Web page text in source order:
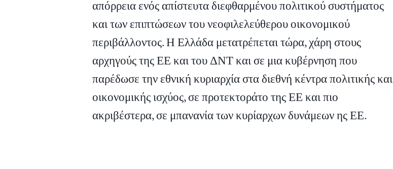
απόρρεια ενός απίστευτα διεφθαρμένου πολιτικού συστήματος
και των επιπτώσεων του νεοφιλελεύθερου οικονομικού
περιβάλλοντος. Η Ελλάδα μετατρέπεται τώρα, χάρη στους
αρχηγούς της ΕΕ και του ΔΝΤ και σε μια κυβέρνηση που
παρέδωσε την εθνική κυριαρχία στα διεθνή κέντρα πολιτικής και
οικονομικής ισχύος, σε προτεκτοράτο της ΕΕ και πιο
ακριβέστερα, σε μπανανία των κυρίαρχων δυνάμεων ης ΕΕ.